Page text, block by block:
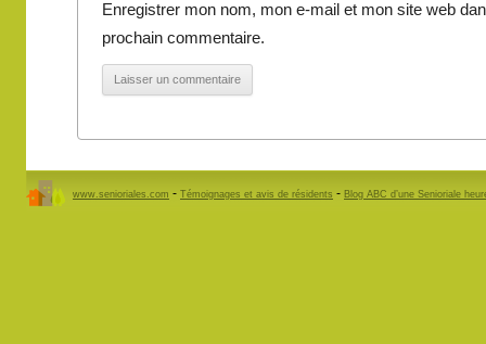
Enregistrer mon nom, mon e-mail et mon site web
prochain commentaire.
www.senioriales.com - Témoignages et avis de résidents - Blog ABC d’une Senioriale